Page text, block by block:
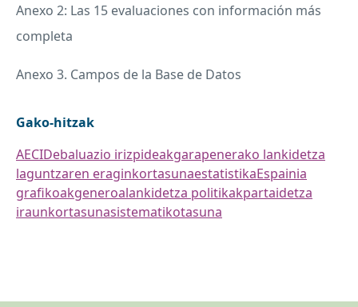
Anexo 2: Las 15 evaluaciones con información más
completa
Anexo 3. Campos de la Base de Datos
Gako-hitzak
AECIDebaluazio irizpideakgarapenerako lankidetza
laguntzaren eraginkortasunaestatistikaEspainia
grafikoakgeneroalankidetza politikakpartaidetza
iraunkortasunasistematikotasuna